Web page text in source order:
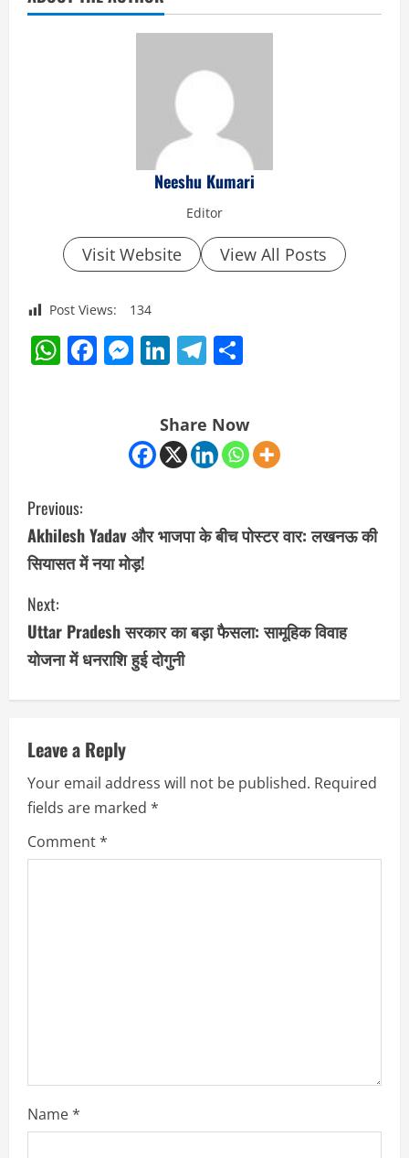
Neeshu Kumari
Editor
Visit Website View All Posts
Post Views: 134
WhatsApp
Facebook
Messenger
LinkedIn
Telegram
Share Now
C
o
n
t
i
n
e
R
e
Previous:
Akhilesh Yadav और भाजपा के बीच पोस्टर वार: लखनऊ की
सियासत में नया मोड़!
Next:
Uttar Pradesh सरकार का बड़ा फैसला: सामूहिक विवाह
योजना में धनराशि हुई दोगुनी
Leave a Reply
Your email address will not be published. Required
fields are marked *
Comment*
Name*